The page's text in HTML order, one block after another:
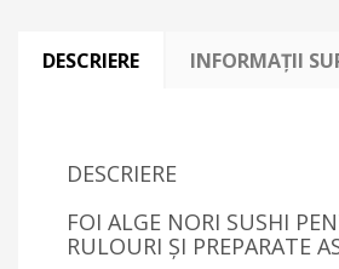
DESCRIERE INFORMAȚII
DESCRIERE
FOI ALGE NORI SUSHI
RULOURI ȘI PREPARATE